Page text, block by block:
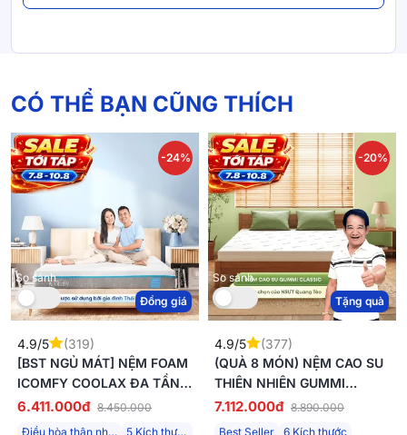
bảo tiêu chuẩn như cam kết.
CÓ THỂ BẠN CŨNG THÍCH
So sánh
-24%
Đồng giá
4.9/5
(319)
[BST NGỦ MÁT] NỆM FOAM
ICOMFY COOLAX ĐA TẦNG
THOÁNG MÁT, MASSAGE
THƯ GIÃN DÀY 15CM
6.411.000đ 8.450.000
Điều hòa thân nhiệt
5 Kích thước
So sánh
-20%
Tặng quà
4.9/5
(377)
(QUÀ 8 MÓN) NỆM CAO SU
THIÊN NHIÊN GUMMI
CLASSIC THẾ HỆ MỚI DÀY
7.112.000đ 8.890.000
Best Seller
6 Kích thước